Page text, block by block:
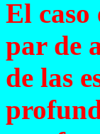
El
par de
de las